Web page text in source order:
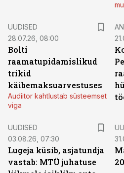
UUDISED
28.07.26, 08:00
Bolti
raamatupidamislikud
trikid
käibemaksuarvestuses
Audiitor kahtlustab süsteemset
viga
UUDISED
03.08.26, 07:30
Lugeja küsib, asjatundja
vastab: MTÜ juhatuse